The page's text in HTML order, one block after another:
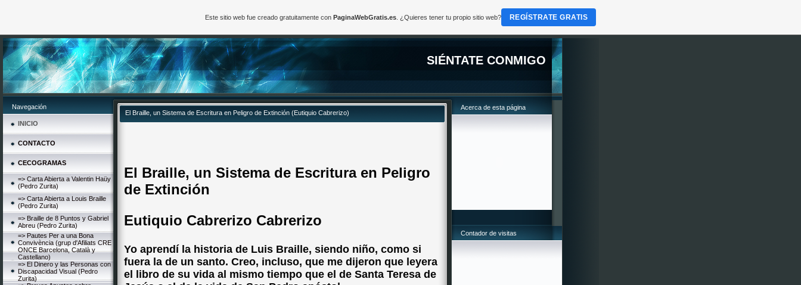
SIÉNTATE CONMIGO
Navegación
INICIO
CONTACTO
CECOGRAMAS
=> Carta Abierta a Valentin Haüy
(Pedro Zurita)
=> Carta Abierta a Louis Braille
(Pedro Zurita)
=> Braille de 8 Puntos y Gabriel
Abreu (Pedro Zurita)
=> Pautes Per a una Bona
Convivència (grup d'Afiliats CRE
ONCE Barcelona, Català y
Castellano)
=> El Dinero y las Personas con
Discapacidad Visual (Pedro
Zurita)
El Braille, un Sistema de Escritura en Peligro de Extinción (Eutiquio Cabrerizo)
El Braille, un Sistema de Escritura en Peligro
de Extinción
Eutiquio Cabrerizo Cabrerizo
Yo aprendí la historia de Luis Braille, siendo niño, como si
fuera la de un santo. Creo, incluso, que me dijeron que leyera
el libro de su vida al mismo tiempo que el de Santa Teresa de
Acerca de esta página
Contador de visitas
Este sitio web fue creado gratuitamente con PaginaWebGratis.es. ¿Quieres tener tu propio sitio web? REGÍSTRATE GRATIS